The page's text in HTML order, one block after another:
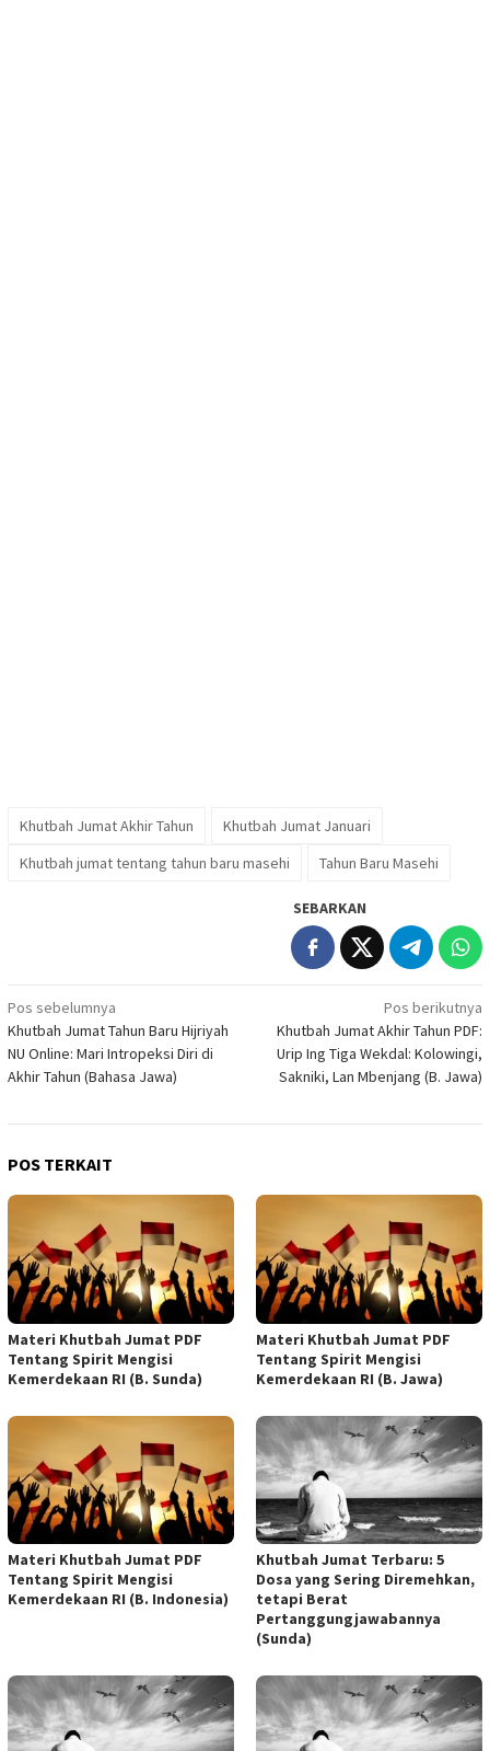
Khutbah Jumat Akhir Tahun
Khutbah Jumat Januari
Khutbah jumat tentang tahun baru masehi
Tahun Baru Masehi
SEBARKAN
Navigasi
pos
Pos sebelumnya
Khutbah Jumat Tahun Baru Hijriyah
NU Online: Mari Intropeksi Diri di
Akhir Tahun (Bahasa Jawa)
Pos berikutnya
Khutbah Jumat Akhir Tahun PDF:
Urip Ing Tiga Wekdal: Kolowingi,
Sakniki, Lan Mbenjang (B. Jawa)
POS TERKAIT
Materi Khutbah Jumat PDF
Tentang Spirit Mengisi
Kemerdekaan RI (B. Sunda)
Materi Khutbah Jumat PDF
Tentang Spirit Mengisi
Kemerdekaan RI (B. Jawa)
Materi Khutbah Jumat PDF
Tentang Spirit Mengisi
Kemerdekaan RI (B. Indonesia)
Khutbah Jumat Terbaru: 5
Dosa yang Sering Diremehkan,
tetapi Berat
Pertanggungjawabannya
(Sunda)